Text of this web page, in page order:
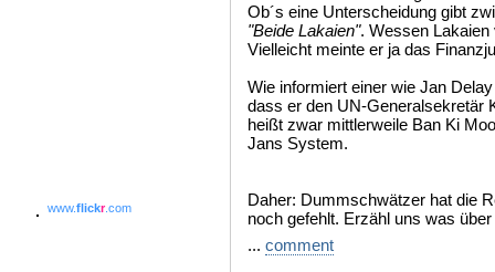
www.flickr.com
Ob´s eine Unterscheidung gibt
"Beide Lakaien". Wessen Lakaien
Vielleicht meinte er ja das
Wie informiert einer wie Jan
dass er den UN-Generalsekretär
heißt zwar mittlerweile Ban Ki
Jans System.
Daher: Dummschwätzer hat die
noch gefehlt. Erzähl uns was
... comment